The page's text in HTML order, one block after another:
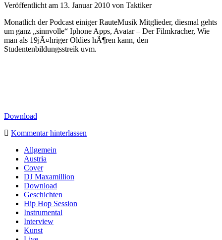
Veröffentlicht am 13. Januar 2010 von Taktiker
Monatlich der Podcast einiger RauteMusik Mitglieder, diesmal gehts
um ganz „sinnvolle“ Iphone Apps, Avatar – Der Filmkracher, Wie
man als 19jÃ¤hriger Oldies hÃ¶ren kann, den
Studentenbildungsstreik uvm.
Download
Kommentar hinterlassen
Sidebar
Allgemein
Austria
Cover
DJ Maxamillion
Download
Geschichten
Hip Hop Session
Instrumental
Interview
Kunst